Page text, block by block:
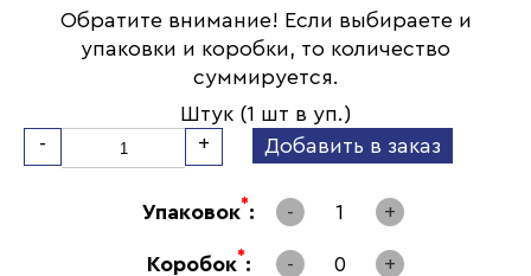
Обратите внимание! Если выбираете и
упаковки и коробки, то количество
суммируется.
Штук (1 шт в уп.)
-
+ Добавить в заказ
Упаковок*: - 1 +
Коробок*: - 0 +